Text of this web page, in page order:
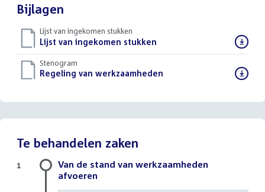
Bijlagen
Lijst van ingekomen stukken
Download
bestand:
Lijst van ingekomen stukken
Stenogram
Download
Regeling van werkzaamheden
Te behandelen zaken
Van de stand van werkzaamheden
afvoeren
1